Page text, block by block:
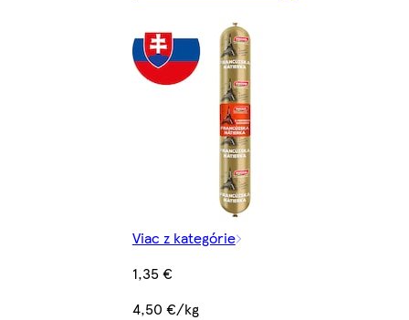
Viac z kategórie
1,35 €
4,50 €/kg